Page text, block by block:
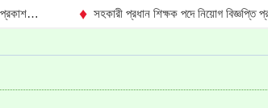
সহকারী প্রধান শিক্ষক পদে নিয়োগ বিজ্ঞপ্তি প্রকাশ…